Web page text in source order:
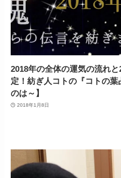
2018年の全体の運気の流れ
定！紡ぎ人コトの『コトの葉
のは～】
2018年1月8日